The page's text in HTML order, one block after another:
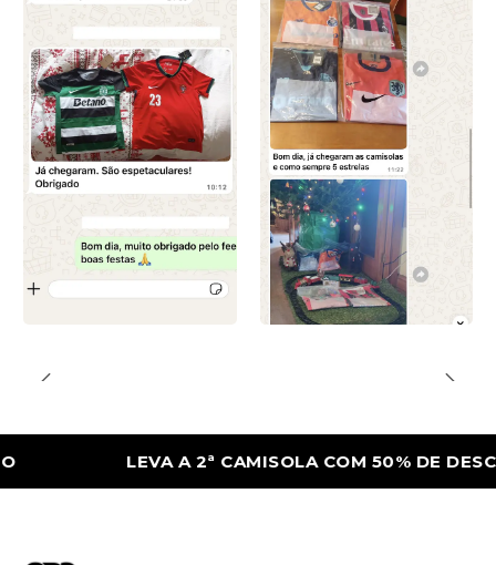
LEVA A 2ª CAMISOLA COM 50% DE DESCONTO